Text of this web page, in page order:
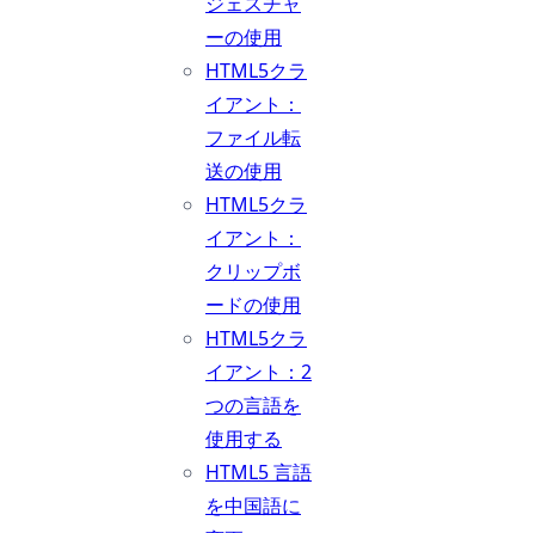
ーの使用
HTML5クラ
イアント：
ファイル転
送の使用
HTML5クラ
イアント：
クリップボ
ードの使用
HTML5クラ
イアント：2
つの言語を
使用する
HTML5 言語
を中国語に